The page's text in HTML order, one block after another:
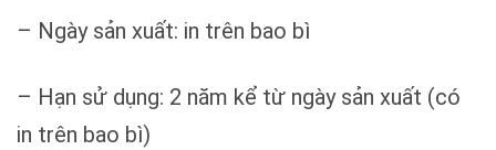
– Ngày sản xuất: in trên bao bì
– Hạn sử dụng: 2 năm kể từ ngày sản xuất (có
in trên bao bì)